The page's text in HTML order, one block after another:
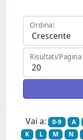
Ordina:
Risultati/Pagina
Vai a: 0-9 A
K
L M N